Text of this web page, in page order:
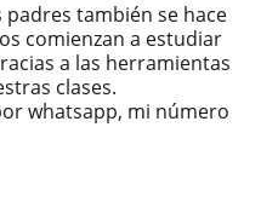
también se hace
comienzan a estudiar
a las herramientas
clases.
whatsapp, mi número